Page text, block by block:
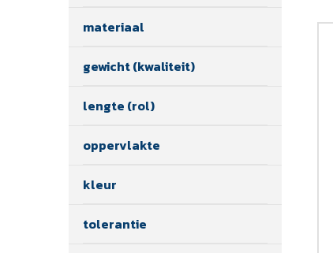
materiaal
gewicht (kwaliteit)
lengte (rol)
oppervlakte
kleur
tolerantie